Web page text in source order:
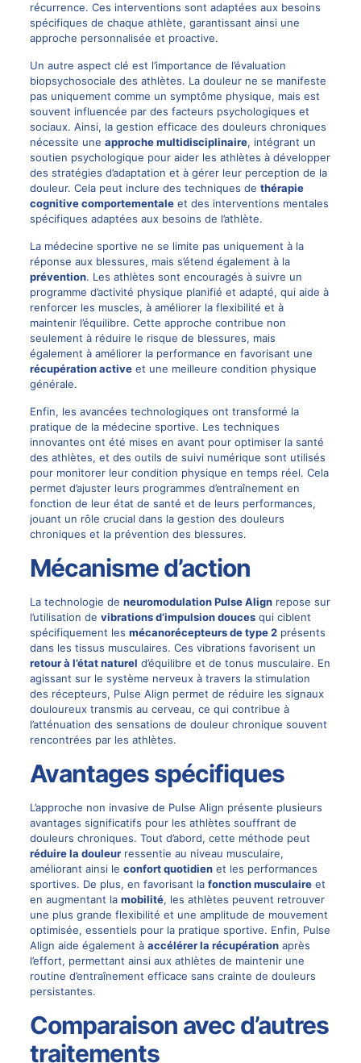
récurrence. Ces interventions sont adaptées aux besoins
spécifiques de chaque athlète, garantissant ainsi une
approche personnalisée et proactive.
Un autre aspect clé est l’importance de l’évaluation
biopsychosociale des athlètes. La douleur ne se manifeste
pas uniquement comme un symptôme physique, mais est
souvent influencée par des facteurs psychologiques et
sociaux. Ainsi, la gestion efficace des douleurs chroniques
nécessite une approche multidisciplinaire, intégrant un
soutien psychologique pour aider les athlètes à développer
des stratégies d’adaptation et à gérer leur perception de la
douleur. Cela peut inclure des techniques de thérapie
cognitive comportementaleet des interventions mentales
spécifiques adaptées aux besoins de l’athlète.
La médecine sportive ne se limite pas uniquement à la
réponse aux blessures, mais s’étend également à la
prévention. Les athlètes sont encouragés à suivre un
programme d’activité physique planifié et adapté, qui aide à
renforcer les muscles, à améliorer la flexibilité et à
maintenir l’équilibre. Cette approche contribue non
seulement à réduire le risque de blessures, mais
également à améliorer la performance en favorisant une
récupération activeet une meilleure condition physique
générale.
Enfin, les avancées technologiques ont transformé la
pratique de la médecine sportive. Les techniques
innovantes ont été mises en avant pour optimiser la santé
des athlètes, et des outils de suivi numérique sont utilisés
pour monitorer leur condition physique en temps réel. Cela
permet d’ajuster leurs programmes d’entraînement en
fonction de leur état de santé et de leurs performances,
jouant un rôle crucial dans la gestion des douleurs
chroniques et la prévention des blessures.
Mécanisme d’action
La technologie de neuromodulationPulse Alignrepose sur
l’utilisation de vibrations d’impulsion doucesqui ciblent
spécifiquement les mécanorécepteurs de type 2présents
dans les tissus musculaires. Ces vibrations favorisent un
retour à l’état naturel d’équilibre et de tonus musculaire. En
agissant sur le système nerveux à travers la stimulation
des récepteurs, Pulse Align permet de réduire les signaux
douloureux transmis au cerveau, ce qui contribue à
l’atténuation des sensations de douleur chronique souvent
rencontrées par les athlètes.
Avantages spécifiques
L’approche non invasive de Pulse Align présente plusieurs
avantages significatifs pour les athlètes souffrant de
douleurs chroniques. Tout d’abord, cette méthode peut
réduire la douleurressentie au niveau musculaire,
améliorant ainsi le confort quotidienet les performances
sportives. De plus, en favorisant la fonction musculaireet
en augmentant la mobilité, les athlètes peuvent retrouver
une plus grande flexibilité et une amplitude de mouvement
optimisée, essentiels pour la pratique sportive. Enfin, Pulse
Align aide également à accélérer la récupérationaprès
l’effort, permettant ainsi aux athlètes de maintenir une
routine d’entraînement efficace sans crainte de douleurs
persistantes.
Comparaison avec d’autres
traitements